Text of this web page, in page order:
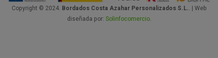
Copyright © 2024. Bordados Costa Azahar Personalizados S.L.. | Web
diseñada por: Solinfocomercio.